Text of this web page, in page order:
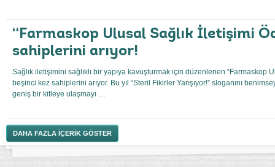
“Farmaskop Ulusal Sağlık İletişimi
sahiplerini arıyor!
Sağlık iletişimini sağlıklı bir yapıya kavuşturmak için düzenlenen “Farmaskop
beşinci kez sahiplerini arıyor. Bu yıl “Steril Fikirler Yarışıyor!” sloganını
geniş bir kitleye ulaşmayı …
DAHA FAZLA İÇERİK GÖSTER